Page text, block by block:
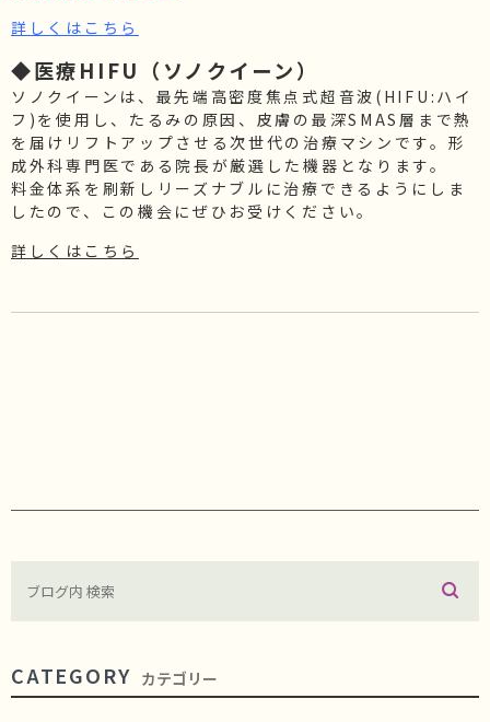
詳しくはこちら
◆医療HIFU（ソノクイーン）
ソノクイーンは、最先端高密度焦点式超音波(HIFU:ハイ
フ)を使用し、たるみの原因、皮膚の最深SMAS層まで熱
を届けリフトアップさせる次世代の治療マシンです。形
成外科専門医である院長が厳選した機器となります。
料金体系を刷新しリーズナブルに治療できるようにしま
したので、この機会にぜひお受けください。
詳しくはこちら
CATEGORY カテゴリー